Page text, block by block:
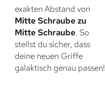
exakten Abstand von
Mitte Schraube zu
Mitte Schraube. So
stellst du sicher, dass
deine neuen Griffe
galaktisch genau passen!